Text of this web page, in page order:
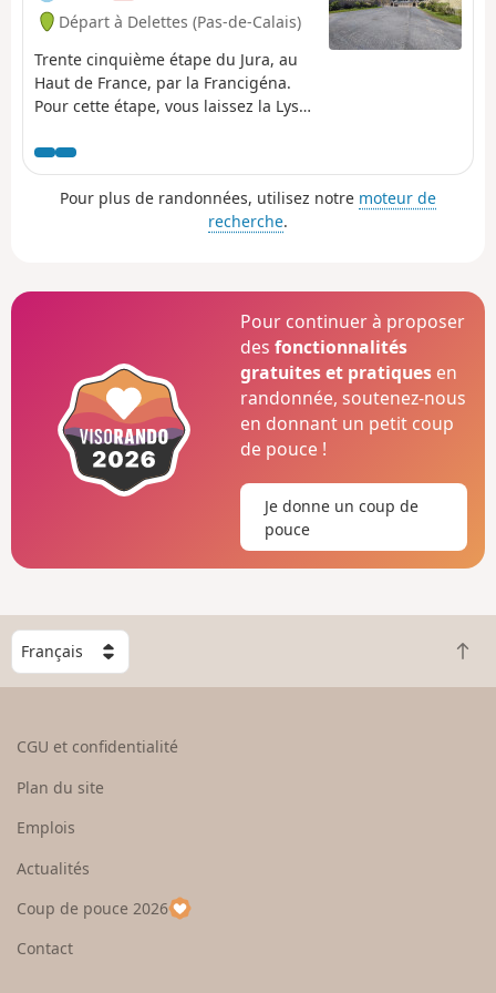
Départ à Delettes (Pas-de-Calais)
Trente cinquième étape du Jura, au
Haut de France, par la Francigéna.
Pour cette étape, vous laissez la Lys
d’Esquerdes. C’est précisément là
qu’une ancienne poudrerie enjambe
le fleuve qui se jette dans la mer du
Nord à travers un delta, situé à
village de Wisques, où vous pourrez
admirer les Deux abbayes : celle de
Saint-Paul, datant du XVe siècle, et
celle de Notre-Dame, datant du XIXe
siècle. Puis, c'est aux environs de
Zudausques que se termine cette
étape.
Pour plus de randonnées, utilisez notre moteur de
recherche.
Pour continuer à proposer
desfonctionnalités
gratuites et pratiques en
randonnée, soutenez-nous
en donnant un petit coup
de pouce !
Je donne un coup de
pouce
C
h
o
e
u
p
a
R
e
CGU et confidentialité
Plan du site
Emplois
Actualités
Coup de pouce 2026
Contact